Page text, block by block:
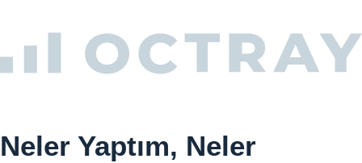
Neler Yaptım, Neler